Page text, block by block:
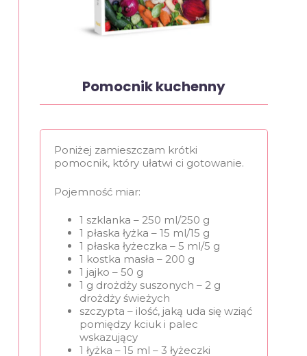
Pomocnik kuchenny
Poniżej zamieszczam krótki
pomocnik, który ułatwi ci gotowanie.
Pojemność miar:
1 szklanka – 250 ml/250 g
1 płaska łyżka – 15 ml/15 g
1 płaska łyżeczka – 5 ml/5 g
1 kostka masła – 200 g
1 jajko – 50 g
1 g drożdży suszonych – 2 g
drożdży świeżych
szczypta – ilość, jaką uda się wziąć
pomiędzy kciuk i palec
wskazujący
1 łyżka – 15 ml – 3 łyżeczki